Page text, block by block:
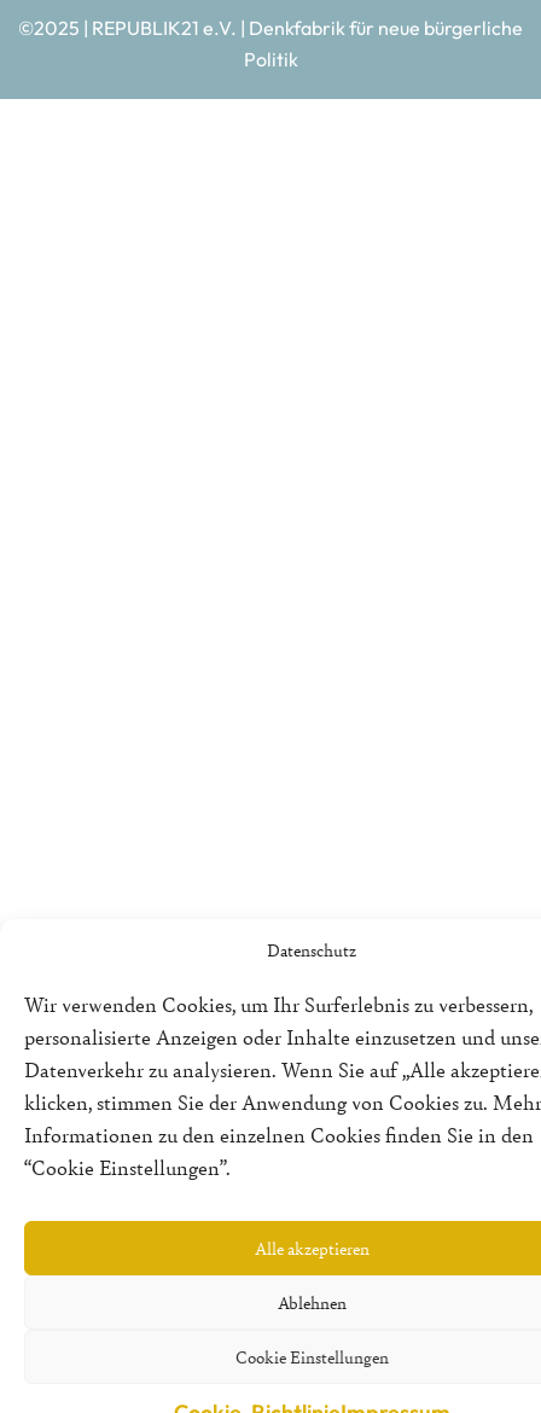
Datenschutz
Wir verwenden Cookies, um Ihr Surferlebnis zu verbessern,
personalisierte Anzeigen oder Inhalte einzusetzen und
Datenverkehr zu analysieren. Wenn Sie auf „Alle
klicken, stimmen Sie der Anwendung von Cookies zu. Mehr
Informationen zu den einzelnen Cookies finden Sie in den
“Cookie Einstellungen”.
Alle akzeptieren
Ablehnen
Cookie Einstellungen
©2025 | REPUBLIK21 e.V. | Denkfabrik für neue bürgerliche
Politik